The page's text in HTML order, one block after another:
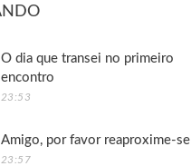
O dia que transei no primeiro
encontro
23:53
Amigo, por favor reaproxime-se
23:57